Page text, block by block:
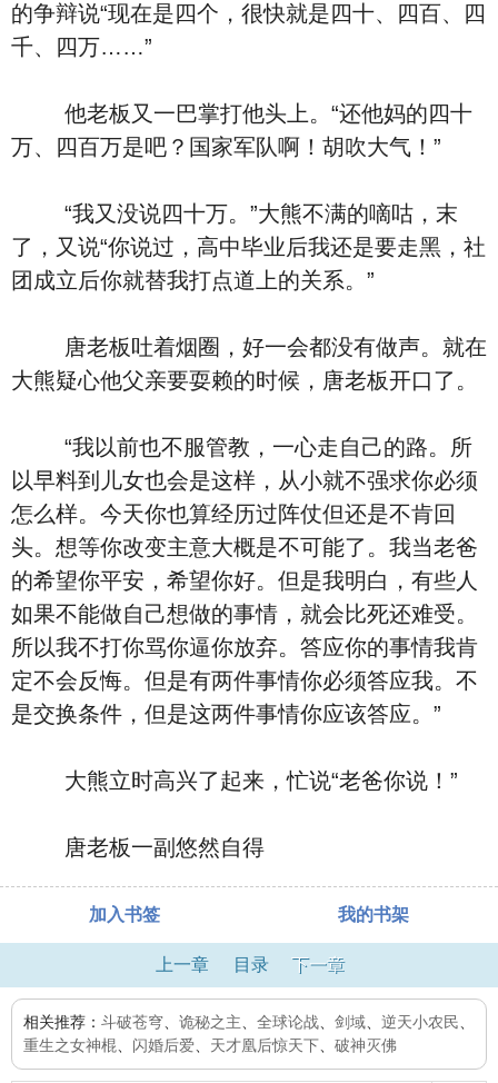
的争辩说“现在是四个，很快就是四十、四百、四
千、四万……”
他老板又一巴掌打他头上。“还他妈的四十
万、四百万是吧？国家军队啊！胡吹大气！”
“我又没说四十万。”大熊不满的嘀咕，末
了，又说“你说过，高中毕业后我还是要走黑，社
团成立后你就替我打点道上的关系。”
唐老板吐着烟圈，好一会都没有做声。就在
大熊疑心他父亲要耍赖的时候，唐老板开口了。
“我以前也不服管教，一心走自己的路。所
以早料到儿女也会是这样，从小就不强求你必须
怎么样。今天你也算经历过阵仗但还是不肯回
头。想等你改变主意大概是不可能了。我当老爸
的希望你平安，希望你好。但是我明白，有些人
如果不能做自己想做的事情，就会比死还难受。
所以我不打你骂你逼你放弃。答应你的事情我肯
定不会反悔。但是有两件事情你必须答应我。不
是交换条件，但是这两件事情你应该答应。”
大熊立时高兴了起来，忙说“老爸你说！”
唐老板一副悠然自得
加入书签 我的书架
上一章 目录 下一章
相关推荐： 斗破苍穹 诡秘之主 全球论战 剑域 逆天小农民
重生之女神棍
闪婚后爱 天才凰后惊天下 破神灭佛